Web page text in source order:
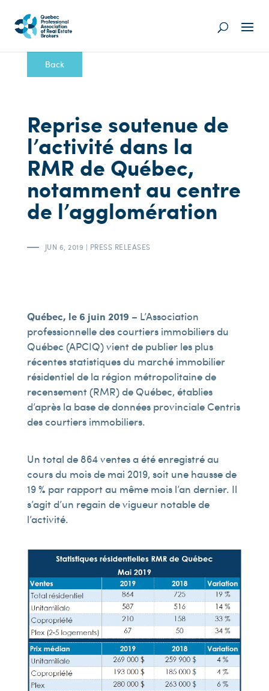
Back
Reprise soutenue de
l’activité dans la
RMR de Québec,
notamment au centre
de l’agglomération
JUN 6, 2019 | PRESS RELEASES
Québec, le 6 juin 2019 – L’Association
professionnelle des courtiers immobiliers du
Québec (APCIQ) vient de publier les plus
récentes statistiques du marché immobilier
résidentiel de la région métropolitaine de
recensement (RMR) de Québec, établies
d’après la base de données provinciale Centris
des courtiers immobiliers.
Un total de 864 ventes a été enregistré au
cours du mois de mai 2019, soit une hausse de
19 % par rapport au même mois l’an dernier. Il
s’agit d’un regain de vigueur notable de
l’activité.